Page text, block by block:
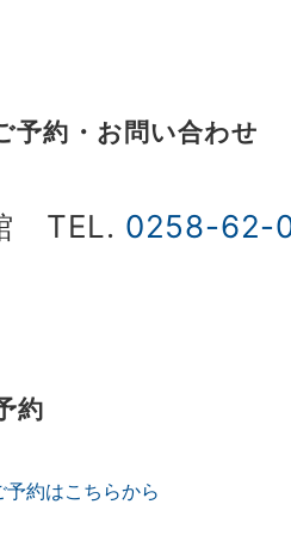
予約・お問い合わせ
TEL. 0258-62-
約
約はこちらから